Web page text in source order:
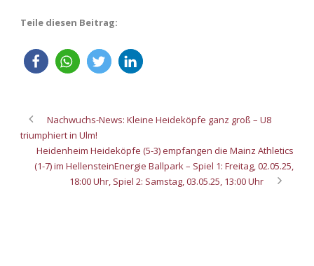
Teile diesen Beitrag:
Nachwuchs-News: Kleine Heideköpfe ganz groß – U8
triumphiert in Ulm!
Heidenheim Heideköpfe (5-3) empfangen die Mainz Athletics
(1-7) im HellensteinEnergie Ballpark – Spiel 1: Freitag, 02.05.25,
18:00 Uhr, Spiel 2: Samstag, 03.05.25, 13:00 Uhr